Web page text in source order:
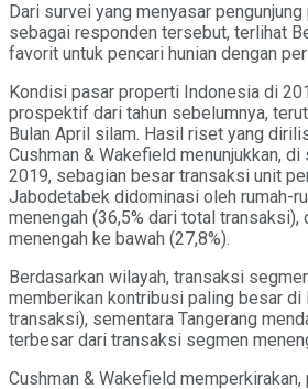
Dari survei yang menyasar
sebagai responden tersebut, terlihat
favorit untuk pencari hunian dengan
Kondisi pasar properti Indonesia di
prospektif dari tahun sebelumnya,
Bulan April silam. Hasil riset yang
Cushman & Wakefield menunjukkan,
2019, sebagian besar transaksi unit
Jabodetabek didominasi oleh rumah-
menengah (36,5% dari total transaksi),
menengah ke bawah (27,8%).
Berdasarkan wilayah, transaksi
memberikan kontribusi paling besar di
transaksi), sementara Tangerang
terbesar dari transaksi segmen
Cushman & Wakefield